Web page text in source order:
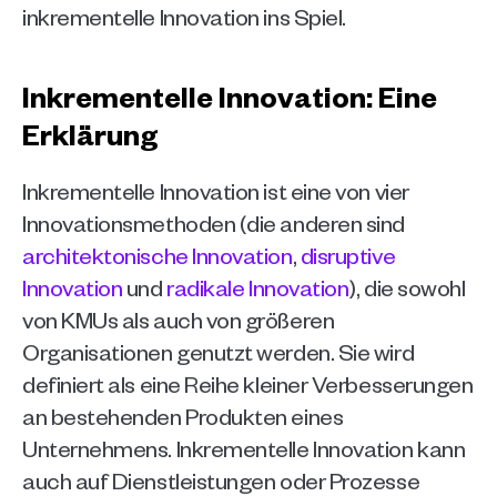
inkrementelle Innovation ins Spiel.
Inkrementelle Innovation: Eine
Erklärung
Inkrementelle Innovation ist eine von vier
architektonische Innovation, disruptive
Innovation und radikale Innovation), die sowohl
von KMUs als auch von größeren
Organisationen genutzt werden. Sie wird
definiert als eine Reihe kleiner Verbesserungen
an bestehenden Produkten eines
Unternehmens. Inkrementelle Innovation kann
auch auf Dienstleistungen oder Prozesse